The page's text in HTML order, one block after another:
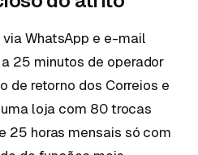
WhatsApp e e-mail
25 minutos de operador
de retorno dos Correios e
loja com 80 trocas
25 horas mensais só com